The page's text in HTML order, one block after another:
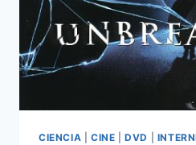
CIENCIA CINE |DVD